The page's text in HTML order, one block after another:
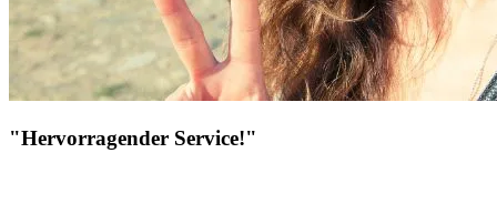
"Hervorragender Service!"